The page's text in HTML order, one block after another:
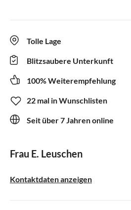
Tolle Lage
Blitzsaubere Unterkunft
100% Weiterempfehlung
22 mal in Wunschlisten
Seit über 7 Jahren online
Frau E. Leuschen
Kontaktdaten anzeigen